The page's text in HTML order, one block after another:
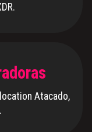
Atacado,